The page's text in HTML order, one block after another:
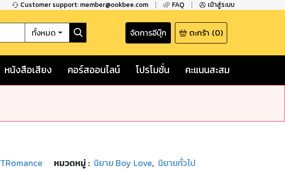
Customer support: member@ookbee.com FAQ เข้าสู่ระบบ
ทั้งหมด จัดการอีบุ๊ก ตะกร้า (0)
หนังสือเสียง คอร์สออนไลน์ โปรโมชั่น คะแนนสะสม
TRomance หมวดหมู่ : นิยาย Boy Love, นิยายทั่วไป